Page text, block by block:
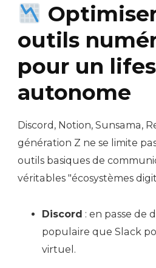
outils
pour un
autonome
Discord, Notion, Sunsama,
génération Z ne se limite
outils basiques de
véritables "écosystèmes
Discord : en passe de
populaire que Slack
virtuel.